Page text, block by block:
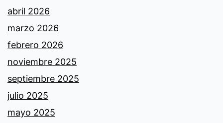
abril 2026
marzo 2026
febrero 2026
noviembre 2025
septiembre 2025
julio 2025
mayo 2025